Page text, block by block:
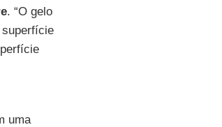
. “O gelo
superfície
uma